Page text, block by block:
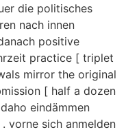
die politisches
nach innen
positive
practice [ triplet
mirror the original
[ half a dozen
eindämmen
vorne sich anmelden